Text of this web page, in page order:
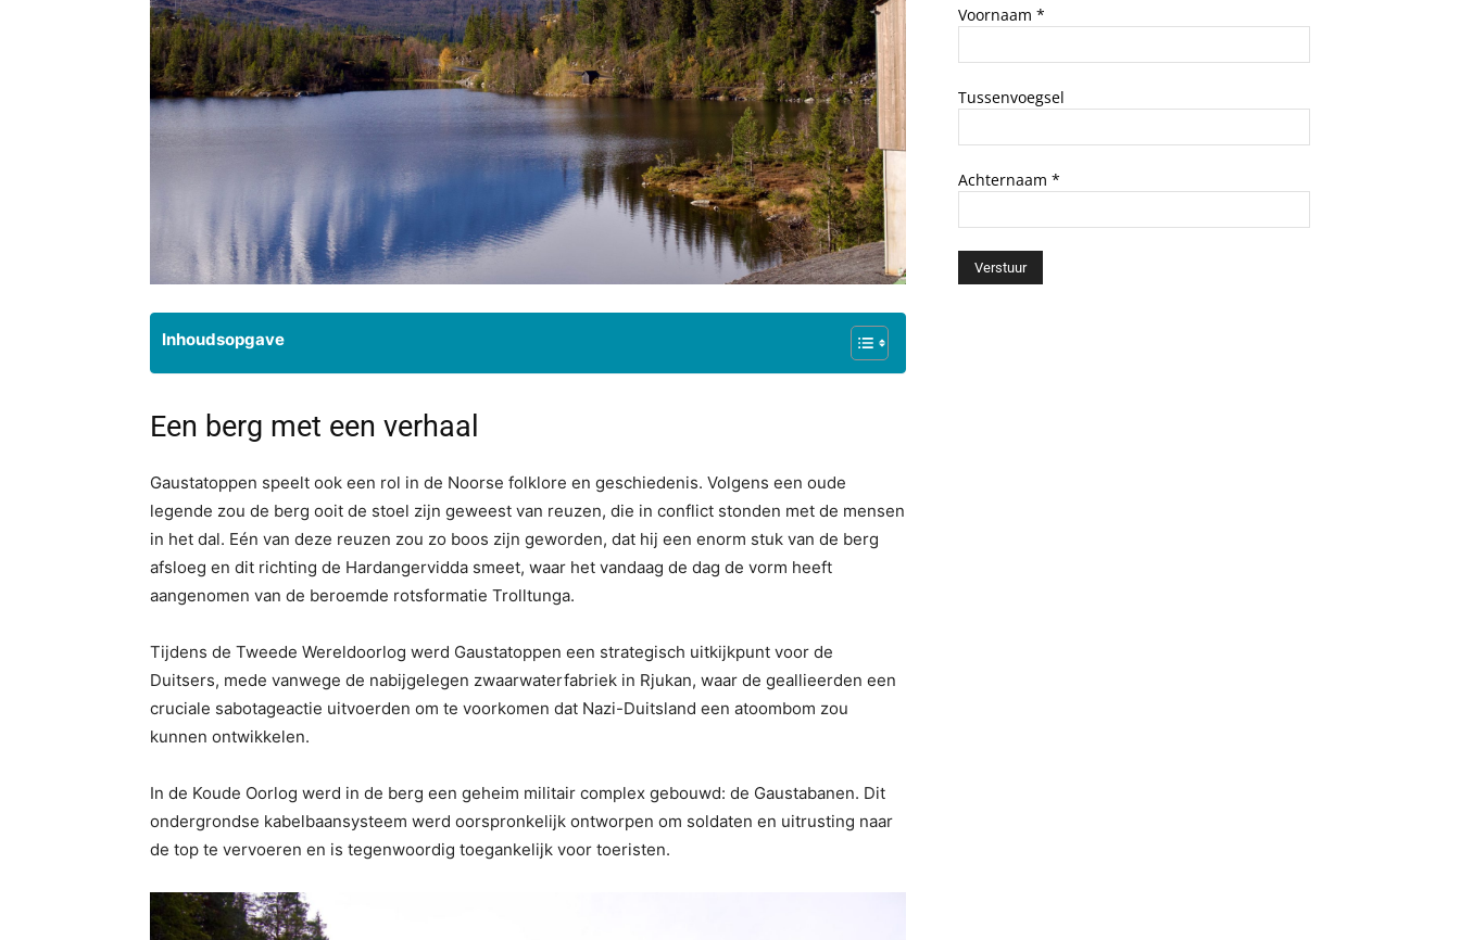
Inhoudsopgave
Een berg met een verhaal
Gaustatoppen speelt ook een rol in de Noorse folklore en geschiedenis. Volgens een oude
legende zou de berg ooit de stoel zijn geweest van reuzen, die in conflict stonden met de mensen
in het dal. Eén van deze reuzen zou zo boos zijn geworden, dat hij een enorm stuk van de berg
afsloeg en dit richting de Hardangervidda smeet, waar het vandaag de dag de vorm heeft
aangenomen van de beroemde rotsformatie Trolltunga.
Tijdens de Tweede Wereldoorlog werd Gaustatoppen een strategisch uitkijkpunt voor de
Duitsers, mede vanwege de nabijgelegen zwaarwaterfabriek in Rjukan, waar de geallieerden een
cruciale sabotageactie uitvoerden om te voorkomen dat Nazi-Duitsland een atoombom zou
kunnen ontwikkelen.
In de Koude Oorlog werd in de berg een geheim militair complex gebouwd: de Gaustabanen. Dit
ondergrondse kabelbaansysteem werd oorspronkelijk ontworpen om soldaten en uitrusting naar
de top te vervoeren en is tegenwoordig toegankelijk voor toeristen.
Voornaam *
Tussenvoegsel
Achternaam *